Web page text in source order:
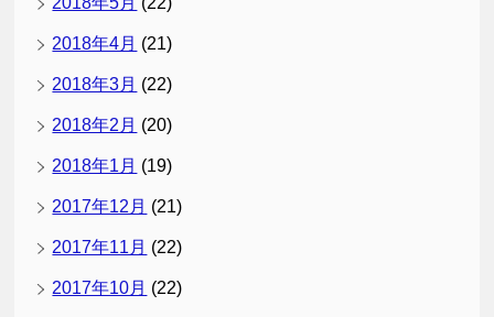
2018年4月 (21)
2018年3月 (22)
2018年2月 (20)
2018年1月 (19)
2017年12月 (21)
2017年11月 (22)
2017年10月 (22)